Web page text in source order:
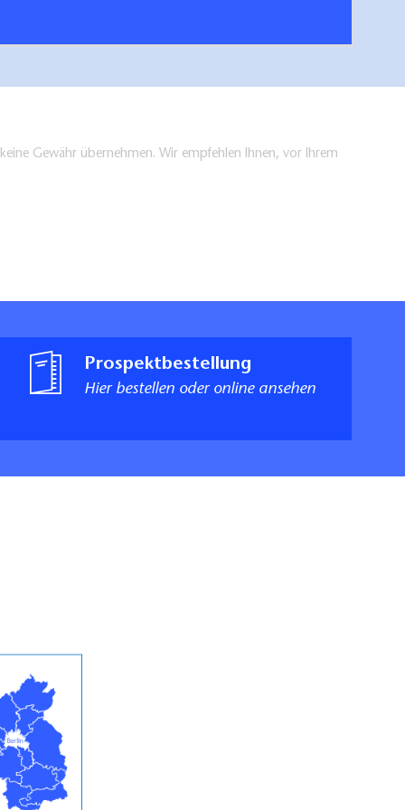
Gewähr übernehmen. Wir empfehlen Ihnen, vor Ihrem
Prospektbestellung
Hier bestellen oder online ansehen